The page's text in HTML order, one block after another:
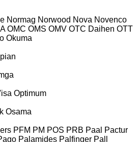
Normag Norwood Nova Novenco
OMC OMS OMV OTC Daihen OTT
Okuma
Optimum
Osama
PFM PM POS PRB Paal
Pactur
Palamides Palfinger Pall